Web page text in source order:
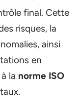
final. Cette
risques, la
ainsi
en
la norme ISO